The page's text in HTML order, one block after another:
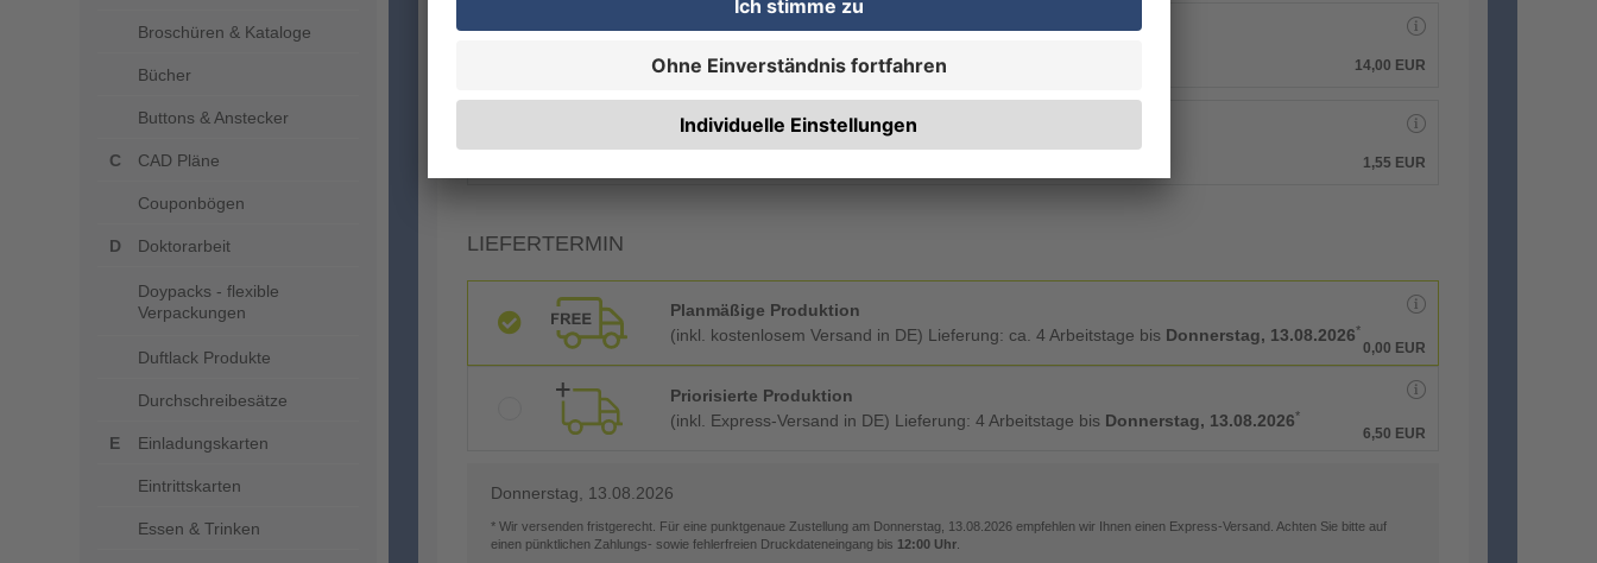
Broschüren & Kataloge
Bücher
Buttons & Anstecker
CAD Pläne
Couponbögen
Doktorarbeit
Doypacks - flexible
Verpackungen
Duftlack Produkte
Durchschreibesätze
Einladungskarten
Eintrittskarten
Essen & Trinken
14,00 EUR
1,55 EUR
LIEFERTERMIN
Planmäßige Produktion
(inkl. kostenlosem Versand in DE) Lieferung: ca. 4 Arbeitstage bis Donnerstag, 13.08.2026*
0,00 EUR
Priorisierte Produktion
(inkl. Express-Versand in DE) Lieferung: 4 Arbeitstage bis Donnerstag, 13.08.2026*
6,50 EUR
Donnerstag, 13.08.2026
* Wir versenden fristgerecht. Für eine punktgenaue Zustellung am Donnerstag, 13.08.2026 empfehlen wir Ihnen einen Express-Versand. Achten Sie bitte auf
einen pünktlichen Zahlungs- sowie fehlerfreien Druckdateneingang bis 12:00 Uhr